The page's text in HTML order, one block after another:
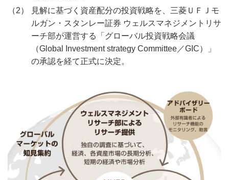
見解に基づく資産配分の投資戦略を、三菱ＵＦＪモ
ルガン・スタンレー証券 ウェルスマネジメントリサ
ーチ部が運営する「グローバル投資戦略会議
（Global Investment strategy Committee／GIC）」
の承認を経て正式に決定。